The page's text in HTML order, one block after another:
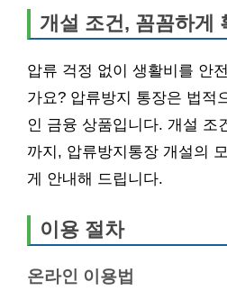
개설 조건, 꼼꼼하게
압류 걱정 없이 생활비를 안
가요? 압류방지 통장은 법적
인 금융 상품입니다. 개설 조
까지, 압류방지통장 개설의
게 안내해 드립니다.
이용 절차
온라인 이용법